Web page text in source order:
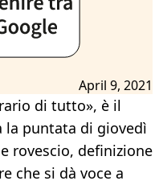
April 9, 2021
di tutto», è il
la puntata di giovedì
rovescio, definizione
che si dà voce a